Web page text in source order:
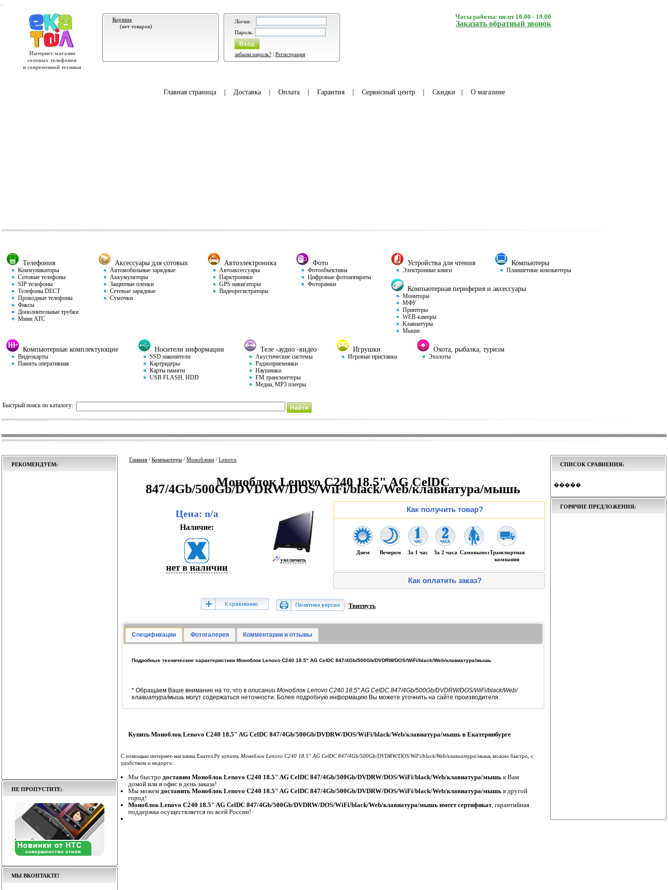
Интернет-магазин
сотовых телефонов
и современной техники
Корзина
(нет товаров)
Логин:
Пароль:
забыли пароль? | Регистрация
Часы работы: пн-пт 10.00 - 19.00
Заказать обратный звонок
Главная страница| Доставка| Оплата| Гарантия| Сервисный центр| Скидки О магазине
Телефония
Коммуникаторы
Сотовые телефоны
SIP телефоны
Телефоны DECT
Проводные телефоны
Факсы
Дополнительные трубки
Мини АТС
Аксессуары для сотовых
Автомобильные зарядные
Аккумуляторы
Защитные пленки
Сетевые зарядные
Сумочки
Автоэлектроника
Автоаксессуары
Парктроники
GPS навигаторы
Видеорегистраторы
Фото
Фотообъективы
Цифровые фотоаппараты
Фоторамки
Устройства для чтения
Электронные книги
Компьютеры
Планшетные компьютеры
Компьютерная периферия и аксессуары
Мониторы
МФУ
Принтеры
WEB-камеры
Клавиатуры
Мыши
Компьютерные комплектующие
Видеокарты
Память оперативная
Носители информации
SSD накопители
Картридеры
Карты памяти
USB FLASH, HDD
Теле -аудио -видео
Акустические системы
Радиоприемники
Наушники
FM трансмиттеры
Медиа, MP3 плееры
Игрушки
Игровые приставки
Охота, рыбалка, туризм
Эхолоты
Быстрый поиск по каталогу:
РЕКОМЕНДУЕМ:
НЕ ПРОПУСТИТЕ:
МЫ ВКОНТАКТЕ!
Главная / Компьютеры / Моноблоки / Lenovo
Моноблок Lenovo C240 18.5" AG CelDC
847/4Gb/500Gb/DVDRW/DOS/WiFi/black/Web/клавиатура/мышь
Цена: n/a
Наличие:
нет в наличии
увеличить
Как получить товар?
Днем Вечером За 1 час За 2 часа СамовывозТранспортная
компания
Как оплатить заказ?
Твитнуть
Спецификации Фотогалерея Комментарии и отзывы
Подробные технические характеристики Моноблок Lenovo C240 18.5" AG CelDC 847/4Gb/500Gb/DVDRW/DOS/WiFi/black/Web/клавиатура/мышь
* Обращаем Ваше внимание на то, что вописании Моноблок Lenovo C240 18.5" AG CelDC 847/4Gb/500Gb/DVDRW/DOS/WiFi/black/Web/
клавиатура/мышь могут содержаться неточности. Более подробную информацию Вы можете уточнить на сайте производителя.
Купить Моноблок Lenovo C240 18.5" AG CelDC 847/4Gb/500Gb/DVDRW/DOS/WiFi/black/Web/клавиатура/мышь в Екатеринбурге
С помощью интернет-магазина Екател.Ру купить Моноблок Lenovo C240 18.5" AG CelDC 847/4Gb/500Gb/DVDRW/DOS/WiFi/black/Web/клавиатура/мышь можно быстро, с
удобством и недорго:
Мы быстро доставим Моноблок Lenovo C240 18.5" AG CelDC 847/4Gb/500Gb/DVDRW/DOS/WiFi/black/Web/клавиатура/мышь к Вам
домой или в офис в день заказа!
Мы можем доставить Моноблок Lenovo C240 18.5" AG CelDC 847/4Gb/500Gb/DVDRW/DOS/WiFi/black/Web/клавиатура/мышь в другой
город!
Моноблок Lenovo C240 18.5" AG CelDC 847/4Gb/500Gb/DVDRW/DOS/WiFi/black/Web/клавиатура/мышь имеет сертификат, гарантийная
поддержка осуществляется по всей России!
СПИСОК СРАВНЕНИЯ:
�����
ГОРЯЧИЕ ПРЕДЛОЖЕНИЯ: